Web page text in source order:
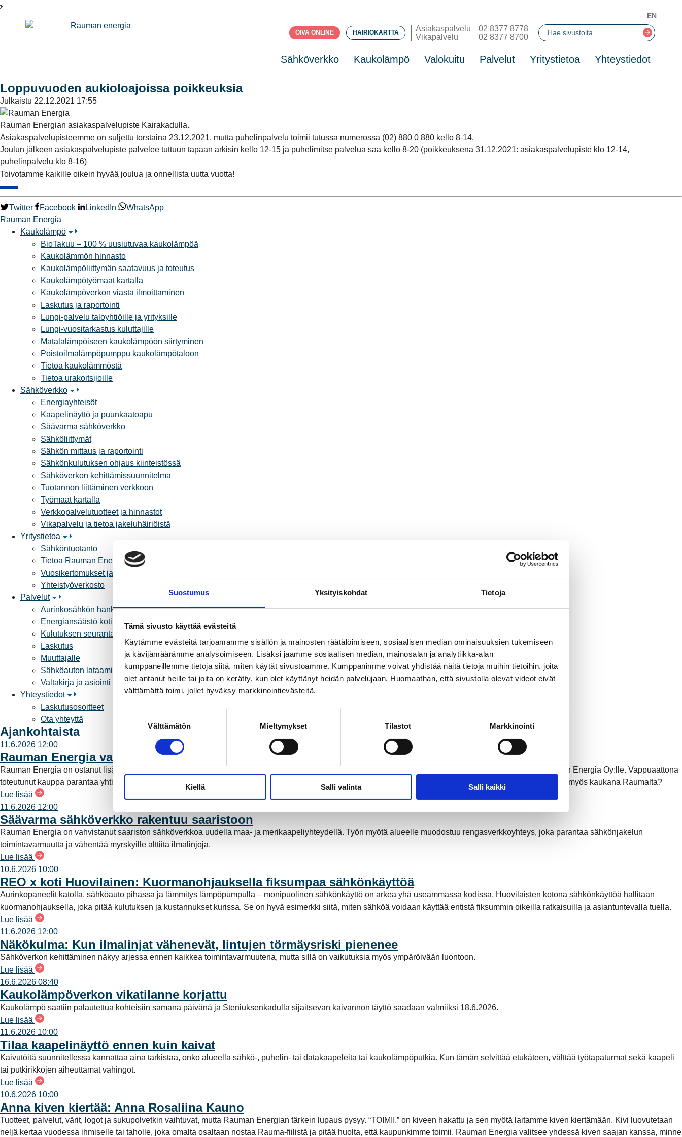
Suostumus Yksityiskohdat Tietoja
Tämä sivusto käyttää evästeitä
Käytämme evästeitä tarjoamamme sisällön ja mainosten räätälöimiseen, sosiaalisen median ominaisuuksien tukemiseen
ja kävijämäärämme analysoimiseen. Lisäksi jaamme sosiaalisen median, mainosalan ja analytiikka-alan
kumppaneillemme tietoja siitä, miten käytät sivustoamme. Kumppanimme voivat yhdistää näitä tietoja muihin tietoihin, joita
olet antanut heille tai joita on kerätty, kun olet käyttänyt heidän palvelujaan. Huomaathan, että sivustolla olevat videot eivät
välttämättä toimi, jollet hyväksy markkinointievästeitä.
t
u
m
k
s
e
n
l
i
n
Välttämätön Mieltymykset Tilastot Markkinointi
Kiellä Salli valinta Salli kaikki
OIVA ONLINE HÄIRIÖKARTTA Asiakaspalvelu
02 8377 8778
Vikapalvelu
02 8377 8700
Sähköverkko Kaukolämpö Valokuitu Palvelut Yritystietoa Yhteystiedot
EN
Loppuvuoden aukioloajoissa poikkeuksia
Julkaistu 22.12.2021 17:55
Rauman Energian asiakaspalvelupiste Kairakadulla.
Asiakaspalvelupisteemme on suljettu torstaina 23.12.2021, mutta puhelinpalvelu toimii tutussa numerossa (02) 880 0 880 kello 8-14.
Joulun jälkeen asiakaspalvelupiste palvelee tuttuun tapaan arkisin kello 12-15 ja puhelimitse palvelua saa kello 8-20 (poikkeuksena 31.12.2021: asiakaspalvelupiste klo 12-14,
puhelinpalvelu klo 8-16)
Toivotamme kaikille oikein hyvää joulua ja onnellista uutta vuotta!
Twitter Facebook LinkedIn
WhatsApp
Rauman Energia
Kaukolämpö
BioTakuu – 100 % uusiutuvaa kaukolämpöä
Kaukolämmön hinnasto
Kaukolämpöliittymän saatavuus ja toteutus
Kaukolämpötyömaat kartalla
Kaukolämpöverkon viasta ilmoittaminen
Laskutus ja raportointi
Lungi-palvelu taloyhtiöille ja yrityksille
Lungi-vuositarkastus kuluttajille
Matalalämpöiseen kaukolämpöön siirtyminen
Poistoilmalämpöpumppu kaukolämpötaloon
Tietoa kaukolämmöstä
Tietoa urakoitsijoille
Sähköverkko
Energiayhteisöt
Kaapelinäyttö ja puunkaatoapu
Säävarma sähköverkko
Sähköliittymät
Sähkön mittaus ja raportointi
Sähkönkulutuksen ohjaus kiinteistössä
Sähköverkon kehittämissuunnitelma
Tuotannon liittäminen verkkoon
Työmaat kartalla
Verkkopalvelutuotteet ja hinnastot
Vikapalvelu ja tietoa jakeluhäiriöistä
Yritystietoa
Sähköntuotanto
Tietoa Rauman Energiasta
Vuosikertomukset ja asiakaslehti
Yhteistyöverkosto
Palvelut
Aurinkosähkön hankinta
Energiansäästö kotitaloudessa
Kulutuksen seuranta
Laskutus
Muuttajalle
Sähköauton lataaminen
Valtakirja ja asiointi toisen puolesta
Yhteystiedot
Laskutusosoitteet
Ota yhteyttä
Ajankohtaista
11.6.2026 12:00
Rauman Energia vahvistaa rooliaan sähköntuotannossa
Rauman Energia on ostanut lisää osuuksia sähköntuotannosta Suomessa ja Pohjoismaissa, kun Kokemäen Sähkö Oy myi sähköntuotanto-osuutensa Rauman Energia Oy:lle. Vappuaattona
toteutunut kauppa parantaa yhtiön omavaraisuutta ja lisää päästötöntä sähköntuotantoa. Mutta mitä tämä tarkoittaa käytännössä – ja miksi sähköntuotantoa on myös kaukana Raumalta?
Lue lisää
11.6.2026 12:00
Säävarma sähköverkko rakentuu saaristoon
Rauman Energia on vahvistanut saariston sähköverkkoa uudella maa- ja merikaapeliyhteydellä. Työn myötä alueelle muodostuu rengasverkkoyhteys, joka parantaa sähkönjakelun
toimintavarmuutta ja vähentää myrskyille alttiita ilmalinjoja.
Lue lisää
10.6.2026 10:00
REO x koti Huovilainen: Kuormanohjauksella fiksumpaa sähkönkäyttöä
Aurinkopaneelit katolla, sähköauto pihassa ja lämmitys lämpöpumpulla – monipuolinen sähkönkäyttö on arkea yhä useammassa kodissa. Huovilaisten kotona sähkönkäyttöä hallitaan
kuormanohjauksella, joka pitää kulutuksen ja kustannukset kurissa. Se on hyvä esimerkki siitä, miten sähköä voidaan käyttää entistä fiksummin oikeilla ratkaisuilla ja asiantuntevalla tuella.
Lue lisää
11.6.2026 12:00
Näkökulma: Kun ilmalinjat vähenevät, lintujen törmäysriski pienenee
Sähköverkon kehittäminen näkyy arjessa ennen kaikkea toimintavarmuutena, mutta sillä on vaikutuksia myös ympäröivään luontoon.
Lue lisää
16.6.2026 08:40
Kaukolämpöverkon vikatilanne korjattu
Kaukolämpö saatiin palautettua kohteisiin samana päivänä ja Steniuksenkadulla sijaitsevan kaivannon täyttö saadaan valmiiksi 18.6.2026.
Lue lisää
11.6.2026 10:00
Tilaa kaapelinäyttö ennen kuin kaivat
Kaivutöitä suunnitellessa kannattaa aina tarkistaa, onko alueella sähkö-, puhelin- tai datakaapeleita tai kaukolämpöputkia. Kun tämän selvittää etukäteen, välttää työtapaturmat sekä kaapeli
tai putkirikkojen aiheuttamat vahingot.
Lue lisää
10.6.2026 10:00
Anna kiven kiertää: Anna Rosaliina Kauno
Tuotteet, palvelut, värit, logot ja sukupolvetkin vaihtuvat, mutta Rauman Energian tärkein lupaus pysyy. “TOIMII.” on kiveen hakattu ja sen myötä laitamme kiven kiertämään. Kivi luovutetaan
neljä kertaa vuodessa ihmiselle tai taholle, joka omalta osaltaan nostaa Rauma-fiilistä ja pitää huolta, että kaupunkimme toimii. Rauman Energia valitsee yhdessä kiven saajan kanssa, minne